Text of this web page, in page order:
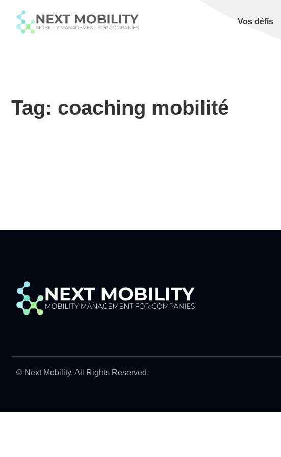
Vos défis
Tag: coaching mobilité
© Next Mobility. All Rights Reserved.